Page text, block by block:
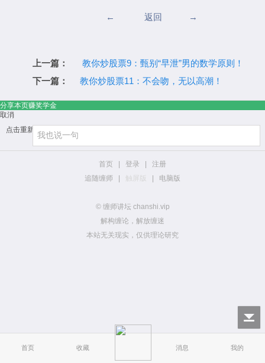
首页 收藏 消息 我的
← 返回 →
上一篇：
教你炒股票9：甄别“早泄”男的数学原则！
下一篇：
教你炒股票11：不会吻，无以高潮！
分享本页赚奖学金
取消
点击重新加载
首页 登录
注册
追随缠师
触屏版 电脑版
© 缠师讲坛 chanshi.vip
解构缠论，解放缠迷
本站无关现实，仅供理论研究